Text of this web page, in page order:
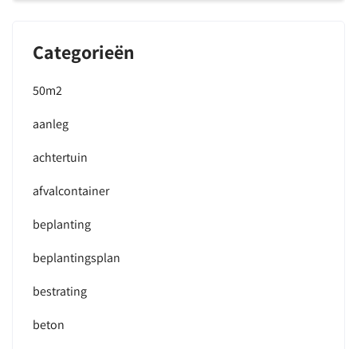
Categorieën
50m2
aanleg
achtertuin
afvalcontainer
beplanting
beplantingsplan
bestrating
beton